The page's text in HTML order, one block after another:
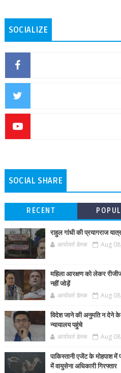
SOCIALIZE
SOCIAL SHARE
RECENT
राहुल गांधी की प्रयागराज
आर्यावर्त डेस्क Aug
महिला आरक्षण को लेकर
नहीं जोड़ें
आर्यावर्त डेस्क Aug
विदेश जाने की अनुमति न देने
न्यायालय पहुंचे
आर्यावर्त डेस्क Aug
पाकिस्तानी एजेंट के मोहपाश
में वायुसेना अधिकारी गिरफ्तार